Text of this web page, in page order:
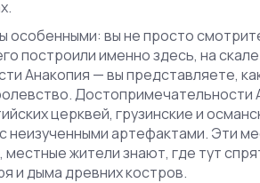
особенными: вы не просто
построили именно здесь, на
Анакопия — вы представляете,
Достопримечательности
церквей, грузинские и
неизученными артефактами. Эти
жители знают, где тут
и дыма древних костров.